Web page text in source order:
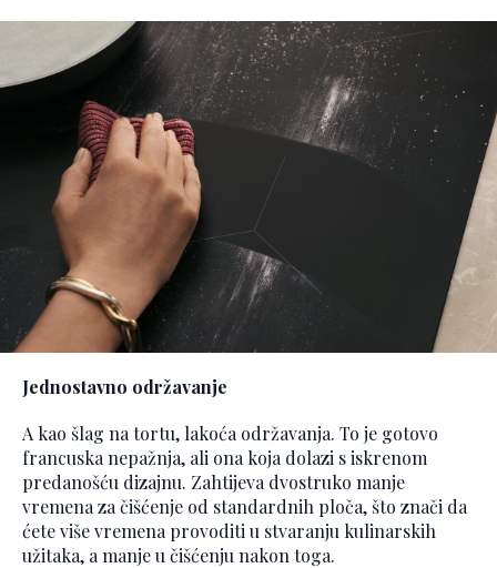
Jednostavno održavanje
A kao šlag na tortu, lakoća održavanja. To je gotovo
francuska nepažnja, ali ona koja dolazi s iskrenom
predanošću dizajnu. Zahtijeva dvostruko manje
vremena za čišćenje od standardnih ploča, što znači da
ćete više vremena provoditi u stvaranju kulinarskih
užitaka, a manje u čišćenju nakon toga.